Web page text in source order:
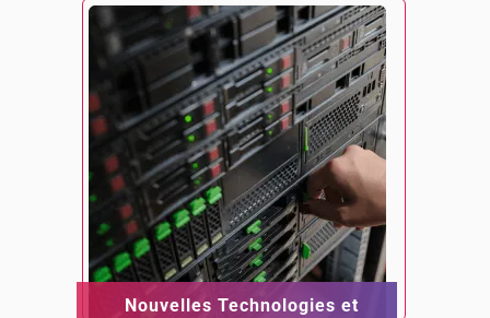
Nouvelles Technologies et